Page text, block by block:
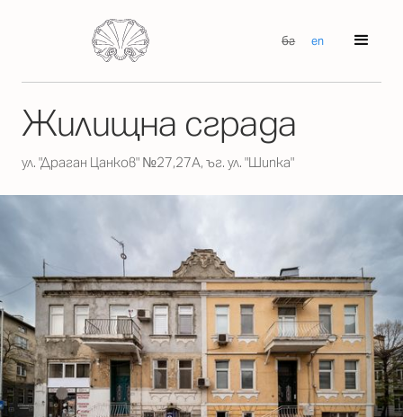
бг en
Жилищна сграда
ул. "Драган Цанков" №27,27А, ъг. ул. "Шипка"